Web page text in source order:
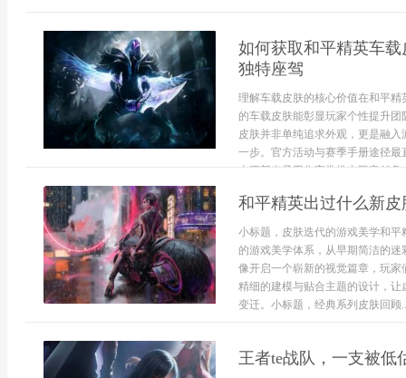
如何获取和平精英车
独特座驾
理解车载皮肤的核心价值在和平
的车载皮肤能彰显玩家个性提升
皮肤并非单纯追求外观，更是融
一步。官方活动与赛季手册途径
本更新光子工作室常推出限定任
和平精英出过什么新
小标题，皮肤迭代的游戏美学和
的游戏美学体系，从早期简洁的
像开启一个崭新的视觉篇章，玩
精细的建模与贴合主题的设计，
变迁。小标题，经典系列皮肤回顾
王者te战队，一支被低